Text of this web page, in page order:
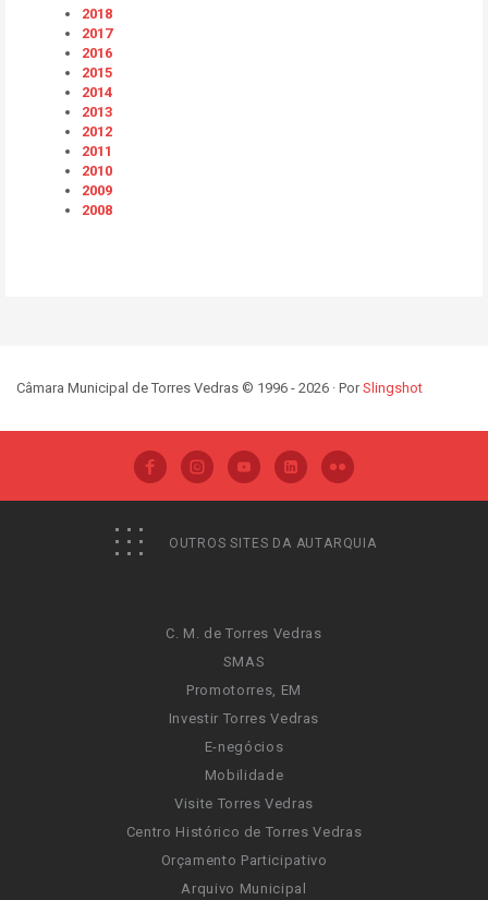
2018
2017
2016
2015
2014
2013
2012
2011
2010
2009
2008
Câmara Municipal de Torres Vedras © 1996 - 2026 · PorSlingshot
OUTROS SITES DA AUTARQUIA
C. M. de Torres Vedras
SMAS
Promotorres, EM
Investir Torres Vedras
E-negócios
Mobilidade
Visite Torres Vedras
Centro Histórico de Torres Vedras
Orçamento Participativo
Arquivo Municipal